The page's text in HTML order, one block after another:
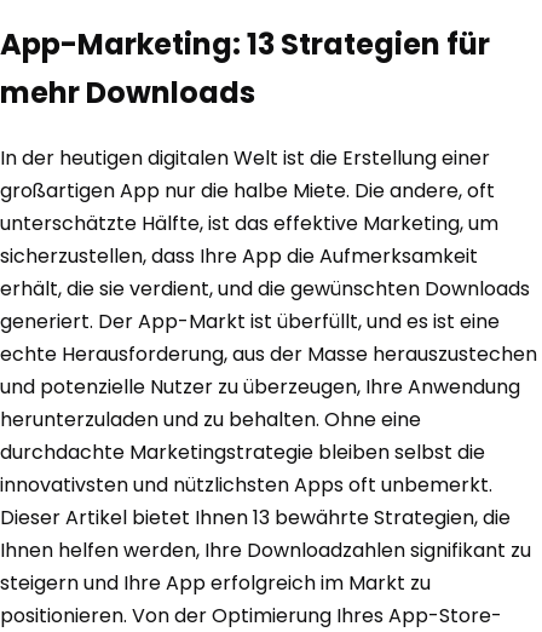
App-Marketing: 13 Strategien für
mehr Downloads
In der heutigen digitalen Welt ist die Erstellung einer
großartigen App nur die halbe Miete. Die andere, oft
unterschätzte Hälfte, ist das effektive Marketing, um
sicherzustellen, dass Ihre App die Aufmerksamkeit
erhält, die sie verdient, und die gewünschten Downloads
generiert. Der App-Markt ist überfüllt, und es ist eine
echte Herausforderung, aus der Masse herauszustechen
und potenzielle Nutzer zu überzeugen, Ihre Anwendung
herunterzuladen und zu behalten. Ohne eine
durchdachte Marketingstrategie bleiben selbst die
innovativsten und nützlichsten Apps oft unbemerkt.
Dieser Artikel bietet Ihnen 13 bewährte Strategien, die
Ihnen helfen werden, Ihre Downloadzahlen signifikant zu
steigern und Ihre App erfolgreich im Markt zu
positionieren. Von der Optimierung Ihres App-Store-